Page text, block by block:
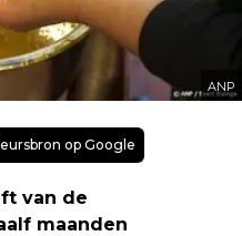
ANP
op Google
van de
maanden